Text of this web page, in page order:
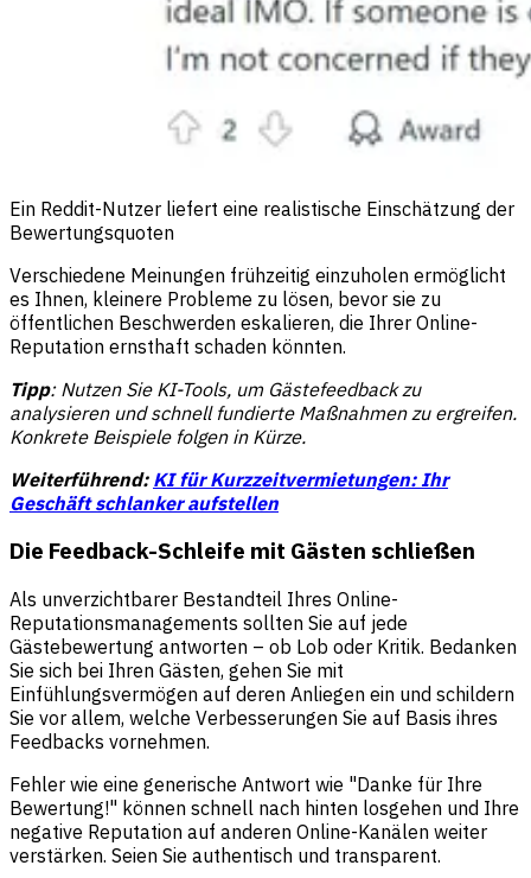
Ein Reddit-Nutzer liefert eine realistische Einschätzung der
Bewertungsquoten
Verschiedene Meinungen frühzeitig einzuholen ermöglicht
es Ihnen, kleinere Probleme zu lösen, bevor sie zu
öffentlichen Beschwerden eskalieren, die Ihrer Online-
Reputation ernsthaft schaden könnten.
Tipp: Nutzen Sie KI-Tools, um Gästefeedback zu
analysieren und schnell fundierte Maßnahmen zu ergreifen.
Konkrete Beispiele folgen in Kürze.
Weiterführend: KI für Kurzzeitvermietungen: Ihr
Geschäft schlanker aufstellen
Die Feedback-Schleife mit Gästen schließen
Als unverzichtbarer Bestandteil Ihres Online-
Reputationsmanagements sollten Sie auf jede
Gästebewertung antworten – ob Lob oder Kritik. Bedanken
Sie sich bei Ihren Gästen, gehen Sie mit
Einfühlungsvermögen auf deren Anliegen ein und schildern
Sie vor allem, welche Verbesserungen Sie auf Basis ihres
Feedbacks vornehmen.
Fehler wie eine generische Antwort wie "Danke für Ihre
Bewertung!" können schnell nach hinten losgehen und Ihre
negative Reputation auf anderen Online-Kanälen weiter
verstärken. Seien Sie authentisch und transparent.